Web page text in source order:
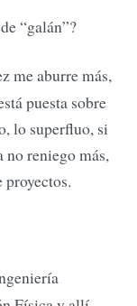
“galán”?
me aburre más,
puesta sobre
lo superfluo, si
no reniego más,